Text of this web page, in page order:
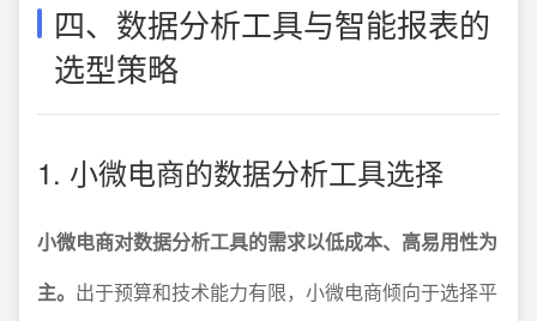
四、数据分析工具与智能报表的
选型策略
1. 小微电商的数据分析工具选择
小微电商对数据分析工具的需求以低成本、高易用性为
主。 出于预算和技术能力有限，小微电商倾向于选择平